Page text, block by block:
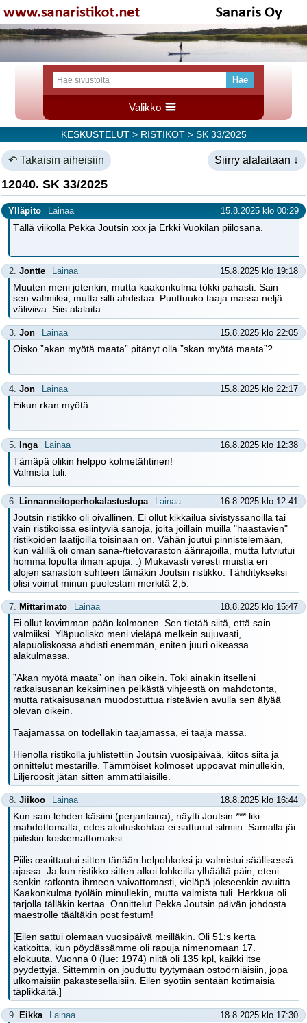
Valikko
KESKUSTELUT> RISTIKOT> SK 33/2025
↶ Takaisin aiheisiin Siirry alalaitaan ↓
12040. SK 33/2025
Ylläpito Lainaa 15.8.2025 klo 00:29
Tällä viikolla Pekka Joutsin xxx ja Erkki Vuokilan piilosana.
2. Jontte Lainaa 15.8.2025 klo 19:18
Muuten meni jotenkin, mutta kaakonkulma tökki pahasti. Sain
sen valmiiksi, mutta silti ahdistaa. Puuttuuko taaja massa neljä
väliviiva. Siis alalaita.
3. Jon Lainaa 15.8.2025 klo 22:05
Oisko ”akan myötä maata” pitänyt olla ”skan myötä maata”?
4. Jon Lainaa 15.8.2025 klo 22:17
Eikun rkan myötä
5. Inga Lainaa 16.8.2025 klo 12:38
Tämäpä olikin helppo kolmetähtinen!
Valmista tuli.
6. Linnanneitoperhokalastuslupa Lainaa 16.8.2025 klo 12:41
Joutsin ristikko oli oivallinen. Ei ollut kikkailua sivistyssanoilla tai
vain ristikoissa esiintyviä sanoja, joita joillain muilla "haastavien"
ristikoiden laatijoilla toisinaan on. Vähän joutui pinnistelemään,
kun välillä oli oman sana-/tietovaraston äärirajoilla, mutta lutviutui
homma lopulta ilman apuja. :) Mukavasti veresti muistia eri
alojen sanaston suhteen tämäkin Joutsin ristikko. Tähditykseksi
olisi voinut minun puolestani merkitä 2,5.
7. Mittarimato Lainaa 18.8.2025 klo 15:47
Ei ollut kovimman pään kolmonen. Sen tietää siitä, että sain
valmiiksi. Yläpuolisko meni vieläpä melkein sujuvasti,
alapuoliskossa ahdisti enemmän, eniten juuri oikeassa
alakulmassa.
”Akan myötä maata” on ihan oikein. Toki ainakin itselleni
ratkaisusanan keksiminen pelkästä vihjeestä on mahdotonta,
mutta ratkaisusanan muodostuttua risteävien avulla sen älyää
olevan oikein.
Taajamassa on todellakin taajamassa, ei taaja massa.
Hienolla ristikolla juhlistettiin Joutsin vuosipäivää, kiitos siitä ja
onnittelut mestarille. Tämmöiset kolmoset uppoavat minullekin,
Liljeroosit jätän sitten ammattilaisille.
8. Jiikoo Lainaa 18.8.2025 klo 16:44
Kun sain lehden käsiini (perjantaina), näytti Joutsin *** liki
mahdottomalta, edes aloituskohtaa ei sattunut silmiin. Samalla jäi
piiliskin koskemattomaksi.
Piilis osoittautui sitten tänään helpohkoksi ja valmistui säällisessä
ajassa. Ja kun ristikko sitten alkoi lohkeilla ylhäältä päin, eteni
senkin ratkonta ihmeen vaivattomasti, vieläpä jokseenkin avuitta.
Kaakonkulma työläin minullekin, mutta valmista tuli. Herkkua oli
tarjolla tälläkin kertaa. Onnittelut Pekka Joutsin päivän johdosta
maestrolle täältäkin post festum!
[Eilen sattui olemaan vuosipäivä meilläkin. Oli 51:s kerta
katkoitta, kun pöydässämme oli rapuja nimenomaan 17.
elokuuta. Vuonna 0 (lue: 1974) niitä oli 135 kpl, kaikki itse
pyydettyjä. Sittemmin on jouduttu tyytymään ostoörniäisiin, jopa
ulkomaisiin pakastesellaisiin. Eilen syötiin sentään kotimaisia
täplikkäitä.]
9. Eikka Lainaa 18.8.2025 klo 17:30